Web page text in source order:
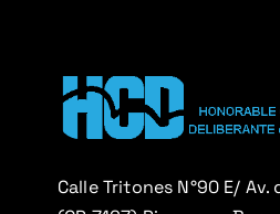
d
e
e
Calle Tritones N°90 E/